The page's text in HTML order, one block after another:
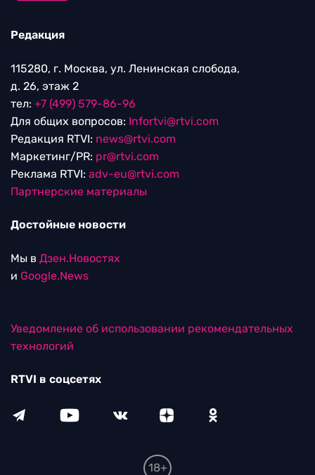
Редакция
115280, г. Москва, ул. Ленинская слобода,
д. 26, этаж 2
тел: +7 (499) 579-86-96
Для общих вопросов: Infortvi@rtvi.com
Редакция RTVI: news@rtvi.com
Маркетинг/PR: pr@rtvi.com
Реклама RTVI: adv-eu@rtvi.com
Партнерские материалы
Достойные новости
Мы в Дзен.Новостях
и Google.News
Уведомление об использовании рекомендательных
технологий
RTVI в соцсетях
18+